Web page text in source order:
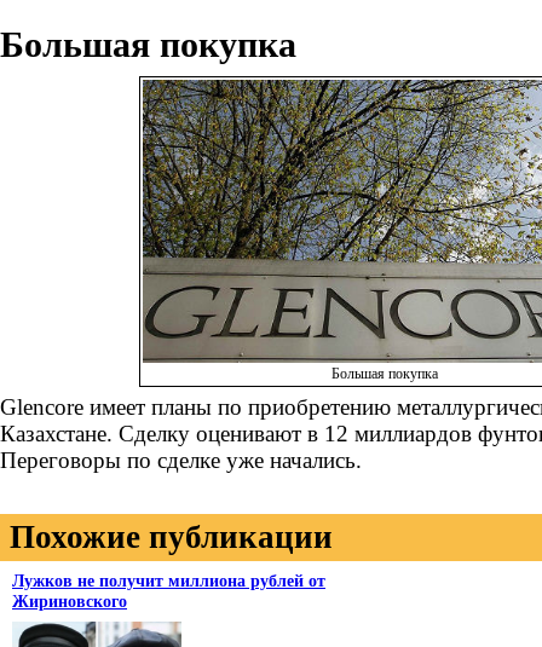
Большая покупка
Большая покупка
Glencore имеет планы по приобретению
Казахстане. Сделку оценивают в 12 миллиардов
Переговоры по сделке уже начались.
Похожие публикации
Лужков не получит миллиона рублей от
Жириновского